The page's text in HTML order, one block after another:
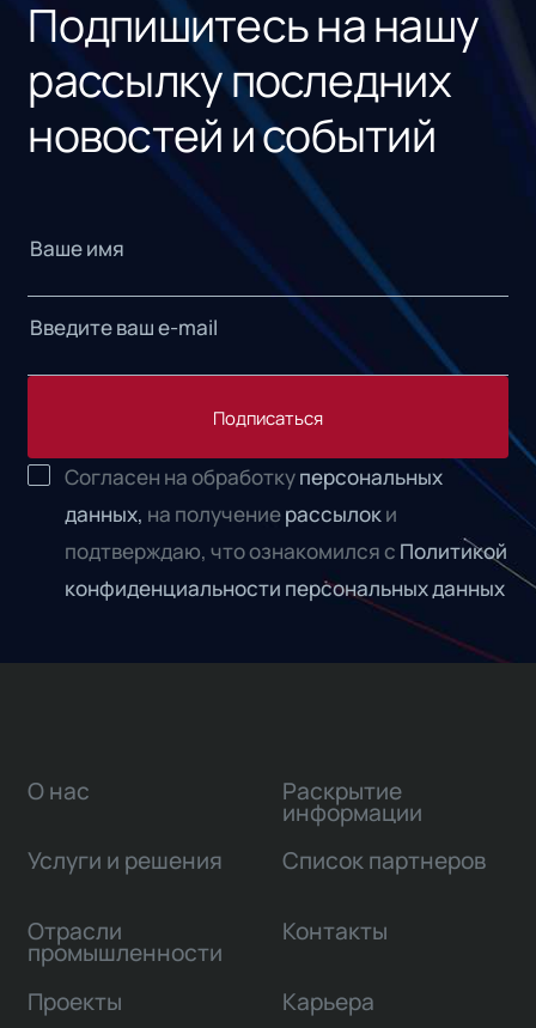
Подпишитесь на нашу
рассылку последних
новостей и событий
Подписаться
Согласен на обработкуперсональных
данных, на получениерассылоки
подтверждаю, что ознакомился с Политикой
конфиденциальности персональных данных
О нас
Услуги и решения
Отрасли
промышленности
Проекты
Раскрытие
информации
Список партнеров
Контакты
Карьера